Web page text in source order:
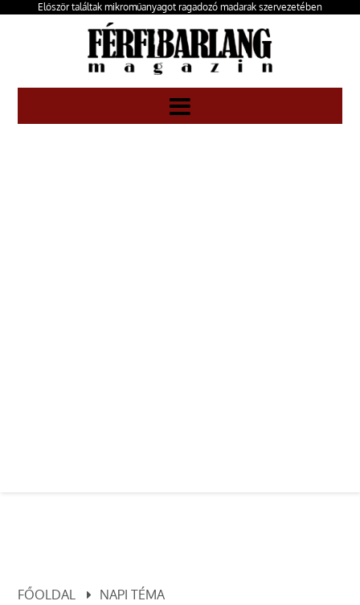
Először találtak mikroműanyagot ragadozó madarak szervezetében
FŐOLDAL
NAPI TÉMA